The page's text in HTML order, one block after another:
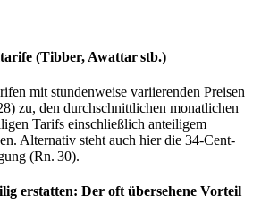
(Tibber, Awattar stb.)
mit stundenweise variierenden Preisen
zu, den durchschnittlichen monatlichen
Tarifs einschließlich anteiligem
Alternativ steht auch hier die 34-Cent-
(Rn. 30).
erstatten: Der oft übersehene Vorteil